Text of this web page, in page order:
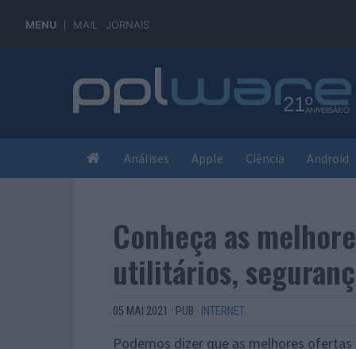
MENU MAIL JORNAIS
Análises Apple Ciência Android
Conheça as
utilitários,
05 MAI 2021 · PUB · INTERNET
Podemos dizer que as melhores